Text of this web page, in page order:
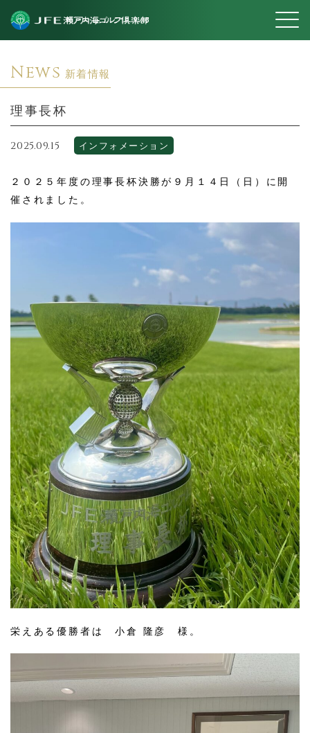
News 新着情報
理事長杯
2025.09.15 インフォメーション
２０２５年度の理事長杯決勝が９月１４日（日）に開
催されました。
栄えある優勝者は 小倉 隆彦 様。